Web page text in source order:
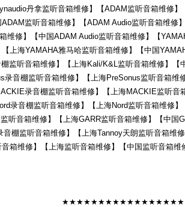
丹拿监听音箱维修】【ADAM监听音箱维修
监听音箱维修】【ADAM Audio监听音箱维修
维修】【中国ADAM Audio监听音箱维修】【
上海YAMAHA雅马哈监听音箱维修】【中国
监听音箱维修】【上海Kali/K&L监听音箱维修】
录音棚监听音箱维修】【上海PreSonus监听音箱
录音棚监听音箱维修】【上海MACKIE监听
录音棚监听音箱维修】【上海Nord监听音箱维修
听音箱维修】【上海GARR监听音箱维修】【中国
音棚监听音箱维修】【上海Tannoy天朗监听音箱维
箱维修】【上海监听音箱维修】【中国监听音箱维